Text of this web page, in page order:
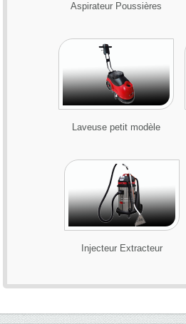
Aspirateur Poussières
Laveuse petit modèle
Injecteur Extracteur